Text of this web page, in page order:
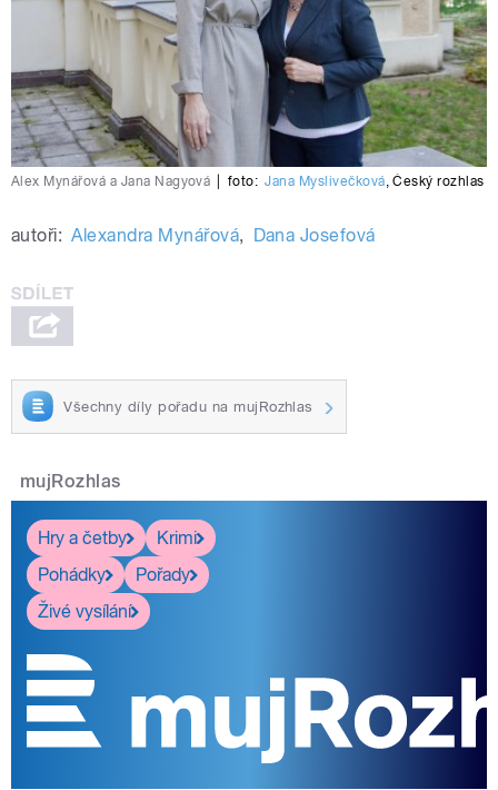
Alex Mynářová a Jana Nagyová foto: Jana Myslivečková ,Český rozhlas
autoři: Alexandra Mynářová, Dana Josefová
Všechny díly pořadu na mujRozhlas
mujRozhlas
Hry a četby
Krimi
Pohádky
Pořady
Živé vysílání